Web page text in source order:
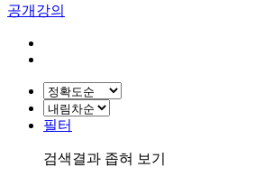
공개강의
필터
검색결과 좁혀 보기